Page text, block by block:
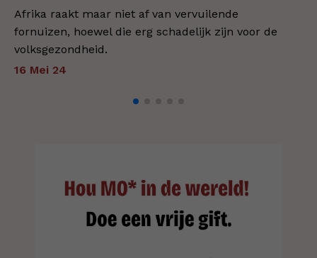
Afrika raakt maar niet af van vervuilende
fornuizen, hoewel die erg schadelijk zijn voor de
volksgezondheid.
16 Mei 24